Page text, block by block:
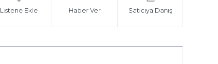
Listene Ekle Haber Ver Satıcıya Danış